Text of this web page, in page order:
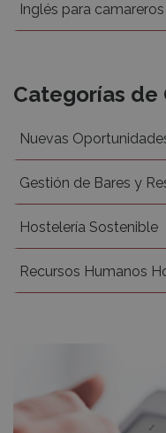
Inglés para camareros
Categorías de
Nuevas
Gestión de Bares y
Hostelería Sostenible
Recursos Humanos